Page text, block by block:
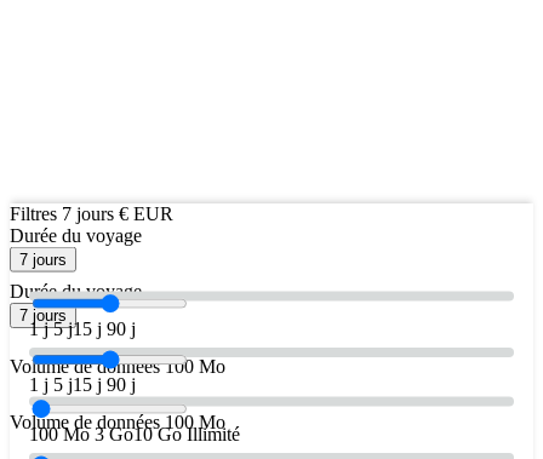
Filtres 7 jours € EUR
Durée du voyage
7 jours
1 j 5 j15 j 90 j
Volume de données 100 Mo
100 Mo 3 Go10 Go Illimité
Durée du voyage
7 jours
1 j 5 j15 j 90 j
Volume de données 100 Mo